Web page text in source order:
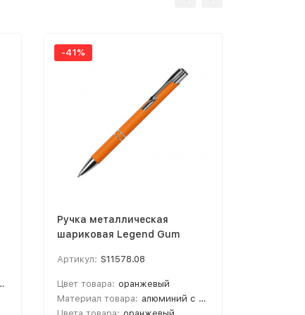
-41%
Ручка металлическая
шариковая Legend Gum
Артикул: S11578.08
Цвет товара: оранжевый
Материал товара: алюминий с покрытием софт-тач